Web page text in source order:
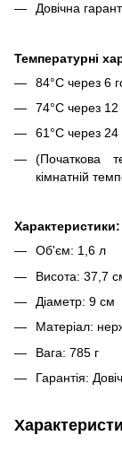
Довічна
Температурні
84°С через 6
74°С через 12
61°С через 24
(Початкова
кімнатній
Характеристики:
Об'єм: 1,6 л
Висота: 37,7
Діаметр: 9 см
Матеріал:
Вага: 785 г
Гарантія: